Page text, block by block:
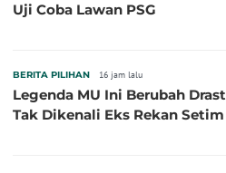
Uji Coba Lawan PSG
BERITA PILIHAN 16 jam lalu
Legenda MU Ini Berubah
Tak Dikenali Eks Rekan Setim